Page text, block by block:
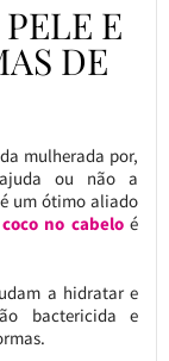
E
DE
mulherada por,
ajuda ou não a
um ótimo aliado
no cabeloé
a hidratar e
bactericida e